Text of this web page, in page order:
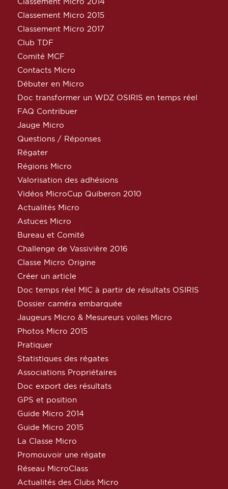
Classement Micro 2015
Classement Micro 2017
Club TDF
Comité MCF
Contacts Micro
Débuter en Micro
Doc transformer un WDZ OSIRIS en temps réel
FAQ Contribuer
Jauge Micro
Questions / Réponses
Régater
Régions Micro
Valorisation des adhésions
Vidéos MicroCup Quiberon 2010
Actualités Micro
Astuces Micro
Bureau et Comité
Challenge de Vassivière 2016
Classe Micro Origine
Créer un article
Doc temps réel MIC à partir de résultats OSIRIS
Dossier caméra embarquée
Jaugeurs Micro & Mesureurs voiles Micro
Photos Micro 2015
Pratiquer
Statistiques des régates
Associations Propriétaires
Doc export des résultats
GPS et position
Guide Micro 2014
Guide Micro 2015
La Classe Micro
Promouvoir une régate
Réseau MicroClass
Actualités des Clubs Micro